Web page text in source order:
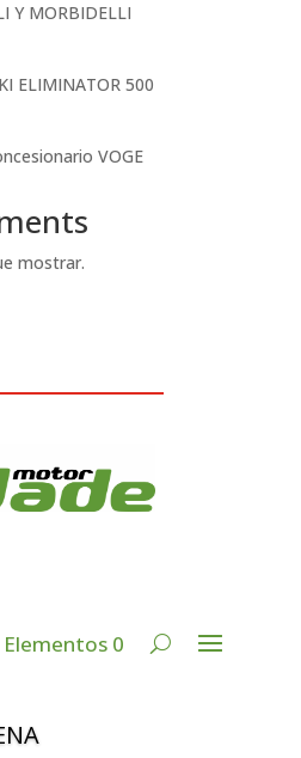
Y MORBIDELLI
ELIMINATOR 500
VOGE
mostrar.
Elementos 0